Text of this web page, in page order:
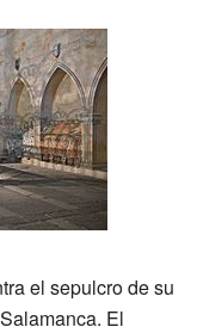
el sepulcro de su
El